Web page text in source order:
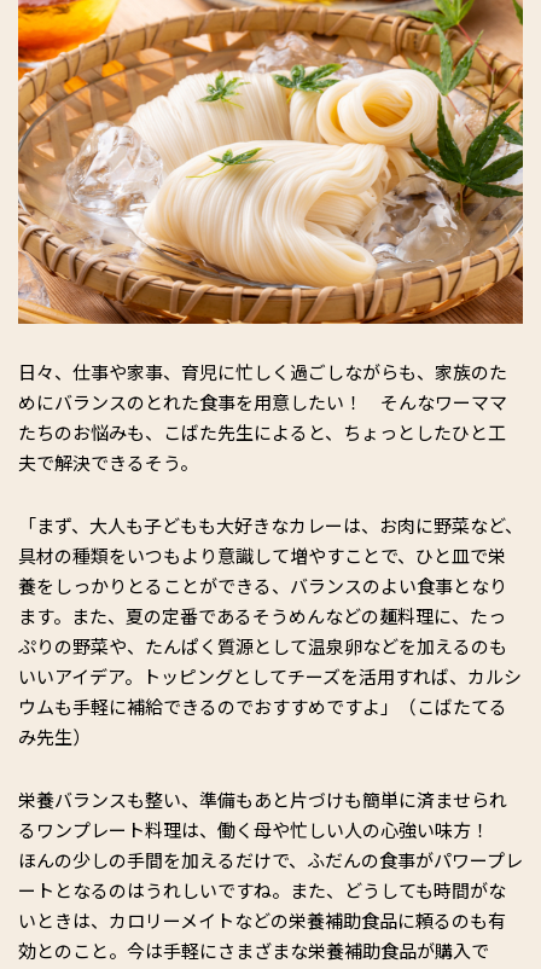
日々、仕事や家事、育児に忙しく過ごしながらも、家族のた
めにバランスのとれた食事を用意したい！ そんなワーママ
たちのお悩みも、こばた先生によると、ちょっとしたひと工
夫で解決できるそう。
「まず、大人も子どもも大好きなカレーは、お肉に野菜など、
具材の種類をいつもより意識して増やすことで、ひと皿で栄
養をしっかりとることができる、バランスのよい食事となり
ます。また、夏の定番であるそうめんなどの麺料理に、たっ
ぷりの野菜や、たんぱく質源として温泉卵などを加えるのも
いいアイデア。トッピングとしてチーズを活用すれば、カルシ
ウムも手軽に補給できるのでおすすめですよ」（こばたてる
み先生）
栄養バランスも整い、準備もあと片づけも簡単に済ませられ
るワンプレート料理は、働く母や忙しい人の心強い味方！
ほんの少しの手間を加えるだけで、ふだんの食事がパワープレ
ートとなるのはうれしいですね。また、どうしても時間がな
いときは、カロリーメイトなどの栄養補助食品に頼るのも有
効とのこと。今は手軽にさまざまな栄養補助食品が購入で